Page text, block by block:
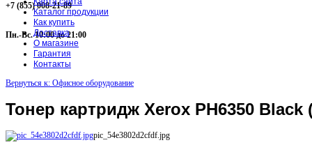
+7 (855) 008-21-89
Пн.-Вс. 10:00 до 21:00
Каталог продукции
Как купить
Доставка
О магазине
Гарантия
Контакты
Вернуться к: Офисное оборудование
Тонер картридж Xerox PH6350 Black
pic_54e3802d2cfdf.jpg